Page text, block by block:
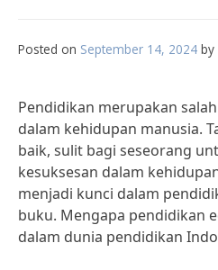
Posted on September 14, 2024 by
Pendidikan merupakan
dalam kehidupan manusia.
baik, sulit bagi seseorang
kesuksesan dalam
menjadi kunci dalam
buku. Mengapa pendidikan
dalam dunia pendidikan